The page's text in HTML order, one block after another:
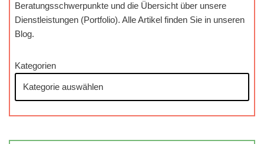
Beratungsschwerpunkte und die Übersicht über unsere
Dienstleistungen (Portfolio). Alle Artikel finden Sie in unseren
Blog.
Kategorien